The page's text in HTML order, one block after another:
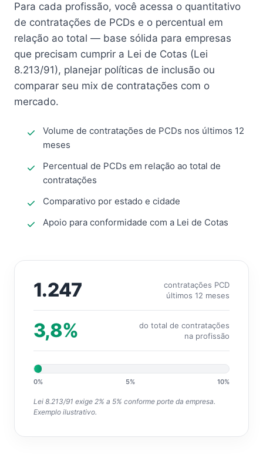
Para cada profissão, você acessa o quantitativo
de contratações de PCDs e o percentual em
relação ao total — base sólida para empresas
que precisam cumprir a Lei de Cotas (Lei
8.213/91), planejar políticas de inclusão ou
comparar seu mix de contratações com o
mercado.
Volume de contratações de PCDs nos últimos 12
meses
Percentual de PCDs em relação ao total de
contratações
Comparativo por estado e cidade
Apoio para conformidade com a Lei de Cotas
1.247
contratações PCD
últimos 12 meses
3,8%
do total de contratações
na profissão
0% 5% 10%
Lei 8.213/91 exige 2% a 5% conforme porte da empresa.
Exemplo ilustrativo.